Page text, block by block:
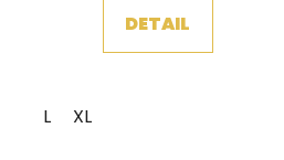
DETAIL
L XL